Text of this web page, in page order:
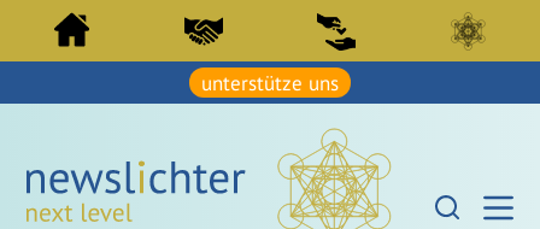
m
n
l
t
s
unterstütze uns